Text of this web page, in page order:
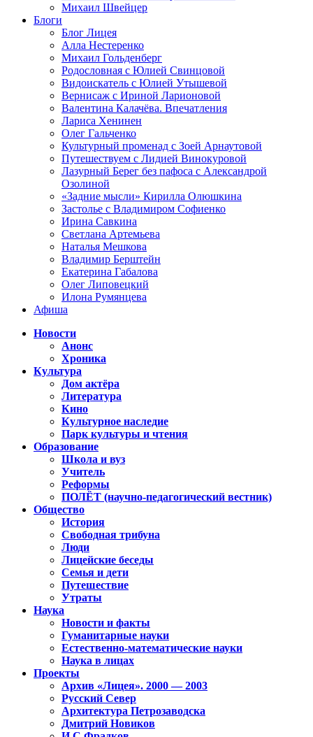
Михаил Швейцер
Блоги
Блог Лицея
Алла Нестеренко
Михаил Гольденберг
Родословная с Юлией Свинцовой
Видоискатель с Юлией Утышевой
Вернисаж с Ириной Ларионовой
Валентина Калачёва. Впечатления
Лариса Хенинен
Олег Гальченко
Культурный променад с Зоей Арнаутовой
Путешествуем с Лидией Винокуровой
Лазурный Берег без пафоса с Александрой
Озолиной
«Задние мысли» Кирилла Олюшкина
Застолье с Владимиром Софиенко
Ирина Савкина
Светлана Артемьева
Наталья Мешкова
Владимир Берштейн
Екатерина Габалова
Олег Липовецкий
Илона Румянцева
Афиша
Новости
Анонс
Хроника
Культура
Дом актёра
Литература
Кино
Культурное наследие
Парк культуры и чтения
Образование
Школа и вуз
Учитель
Реформы
ПОЛЁТ (научно-педагогический вестник)
Общество
История
Свободная трибуна
Люди
Лицейские беседы
Семья и дети
Путешествие
Утраты
Наука
Новости и факты
Гуманитарные науки
Естественно-математические науки
Наука в лицах
Проекты
Архив «Лицея». 2000 — 2003
Русский Север
Архитектура Петрозаводска
Дмитрий Новиков